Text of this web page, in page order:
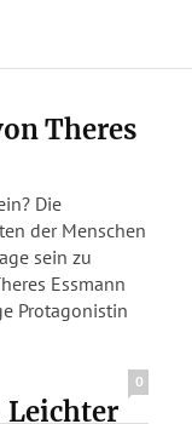
Theres
Die
der Menschen
sein zu
Essmann
Protagonistin
0
Leichter